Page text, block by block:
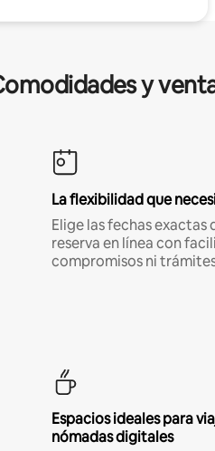
y
La flexibilidad que
Elige las fechas exactas
reserva en línea con
compromisos ni
Espacios ideales para
nómadas digitales